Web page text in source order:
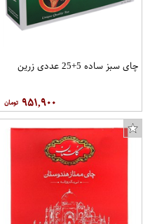
چای سبز ساده 5+25 عددی زرین
۹۵۱,۹۰۰